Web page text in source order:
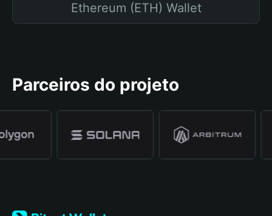
Ethereum (ETH) Wallet
Parceiros do projeto